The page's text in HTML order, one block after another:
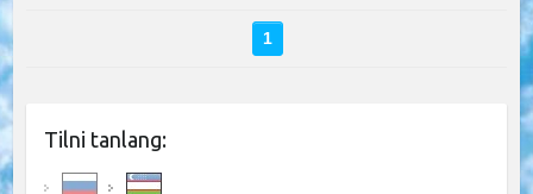
1
Tilni tanlang: